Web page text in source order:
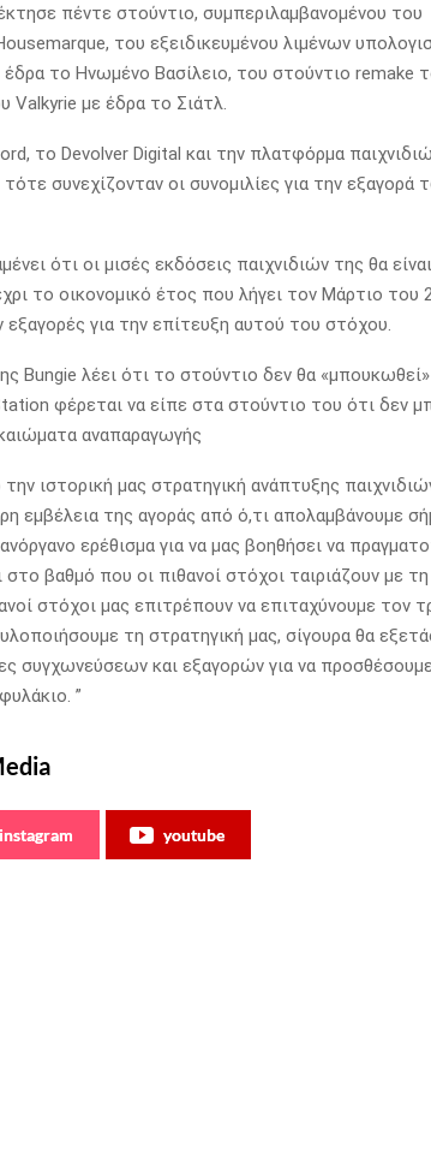
πέντε στούντιο, συμπεριλαμβανομένου του
του εξειδικευμένου λιμένων
το Ηνωμένο Βασίλειο, του στούντιο remake
Valkyrie με έδρα το Σιάτλ.
το Devolver Digital και την πλατφόρμα
συνεχίζονταν οι συνομιλίες για την εξαγορά
ότι οι μισές εκδόσεις παιχνιδιών της θα
το οικονομικό έτος που λήγει τον Μάρτιο του
για την επίτευξη αυτού του στόχου.
Bungie λέει ότι το στούντιο δεν θα
φέρεται να είπε στα στούντιο του ότι δεν
αναπαραγωγής
ιστορική μας στρατηγική ανάπτυξης
εμβέλεια της αγοράς από ό,τι απολαμβάνουμε
ερέθισμα για να μας βοηθήσει να
στο βαθμό που οι πιθανοί στόχοι ταιριάζουν με
στόχοι μας επιτρέπουν να επιταχύνουμε τον
τη στρατηγική μας, σίγουρα θα
συγχωνεύσεων και εξαγορών για να
”
instagram youtube